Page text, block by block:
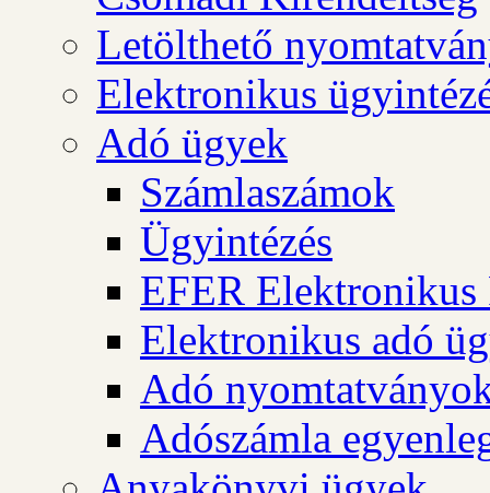
Letölthető
Elektronikus
Adó ügyek
Számlaszámok
Ügyintézés
EFER Elektronikus
Elektronikus adó
Adó
Adószámla